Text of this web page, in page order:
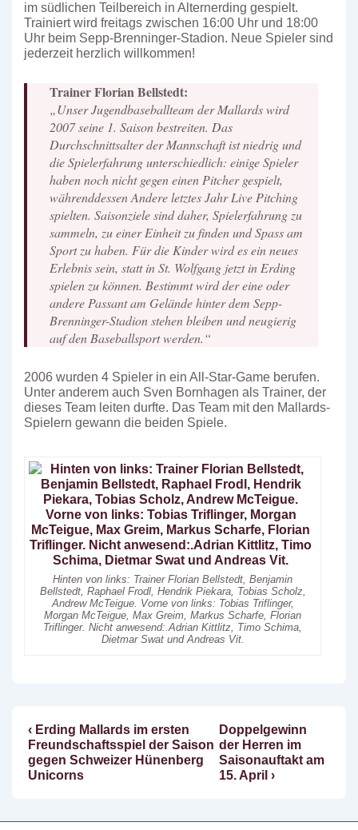
im südlichen Teilbereich in Alternerding gespielt.
Trainiert wird freitags zwischen 16:00 Uhr und 18:00
Uhr beim Sepp-Brenninger-Stadion. Neue Spieler sind
jederzeit herzlich willkommen!
Trainer Florian Bellstedt:
„Unser Jugendbaseballteam der Mallards wird
2007 seine 1. Saison bestreiten. Das
Durchschnittsalter der Mannschaft ist niedrig und
die Spielerfahrung unterschiedlich: einige Spieler
haben noch nicht gegen einen Pitcher gespielt,
währenddessen Andere letztes Jahr Live Pitching
spielten. Saisonziele sind daher, Spielerfahrung zu
sammeln, zu einer Einheit zu finden und Spass am
Sport zu haben. Für die Kinder wird es ein neues
Erlebnis sein, statt in St. Wolfgang jetzt in Erding
spielen zu können. Bestimmt wird der eine oder
andere Passant am Gelände hinter dem Sepp-
Brenninger-Stadion stehen bleiben und neugierig
auf den Baseballsport werden.“
2006 wurden 4 Spieler in ein All-Star-Game berufen.
Unter anderem auch Sven Bornhagen als Trainer, der
dieses Team leiten durfte. Das Team mit den Mallards-
Spielern gewann die beiden Spiele.
Hinten von links: Trainer Florian Bellstedt, Benjamin
Bellstedt, Raphael Frodl, Hendrik Piekara, Tobias Scholz,
Andrew McTeigue. Vorne von links: Tobias Triflinger,
Morgan McTeigue, Max Greim, Markus Scharfe, Florian
Triflinger. Nicht anwesend:.Adrian Kittlitz, Timo Schima,
Dietmar Swat und Andreas Vit.
Beitragsnavigation
Vorheriger
Beitrag
ist
‹ Erding Mallards im ersten
Freundschaftsspiel der Saison
gegen Schweizer Hünenberg
Unicorns
Nächster
Beitrag
ist
Doppelgewinn
der Herren im
Saisonauftakt am
15. April ›